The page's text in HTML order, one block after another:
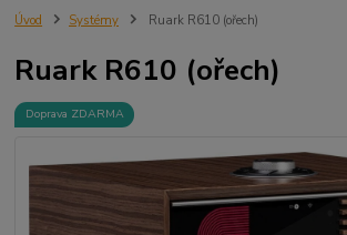
Úvod Systémy Ruark R610 (ořech)
Ruark R610 (ořech)
Doprava ZDARMA